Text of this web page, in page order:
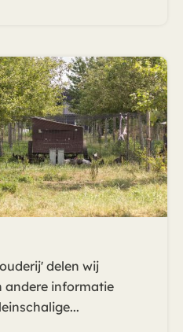
delen wij
andere informatie